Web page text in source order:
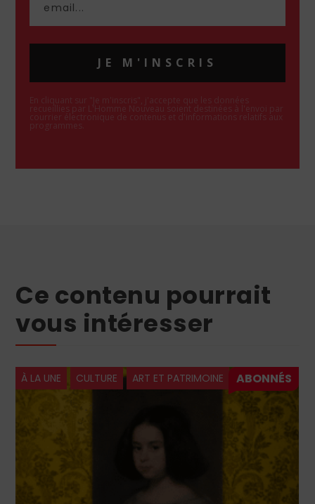
JE M'INSCRIS
En cliquant sur "Je m'inscris", j'accepte que les données
recueillies par L'Homme Nouveau soient destinées à l'envoi par
courrier électronique de contenus et d'informations relatifs aux
programmes.
Ce contenu pourrait
vous intéresser
À LA UNE CULTURE ART ET PATRIMOINE